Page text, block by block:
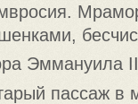
Эммануила
пассаж в